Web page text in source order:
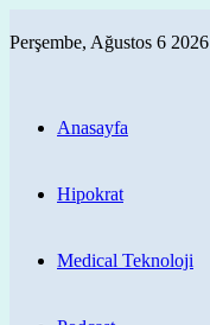
Perşembe, Ağustos 6 2026
Anasayfa
Hipokrat
Medical Teknoloji